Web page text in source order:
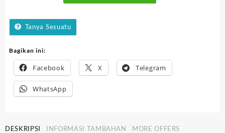
Tanya Sesuatu
Bagikan ini:
Facebook X Telegram
WhatsApp
DESKRIPSI INFORMASI TAMBAHAN MORE OFFERS